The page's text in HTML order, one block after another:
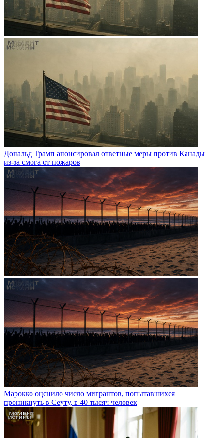
Дональд Трамп анонсировал ответные меры против Канады
из-за смога от пожаров
Марокко оценило число мигрантов, попытавшихся
проникнуть в Сеуту, в 40 тысяч человек